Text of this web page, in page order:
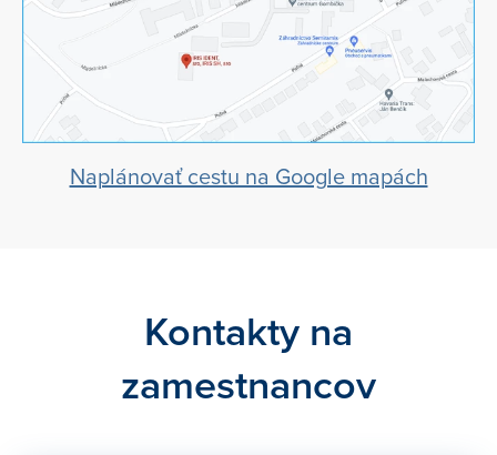
Naplánovať cestu na Google mapách
Kontakty na
zamestnancov